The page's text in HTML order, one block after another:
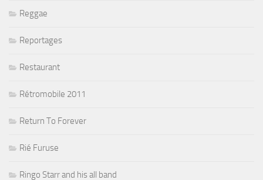
Reggae
Reportages
Restaurant
Rétromobile 2011
Return To Forever
Rié Furuse
Ringo Starr and his all band